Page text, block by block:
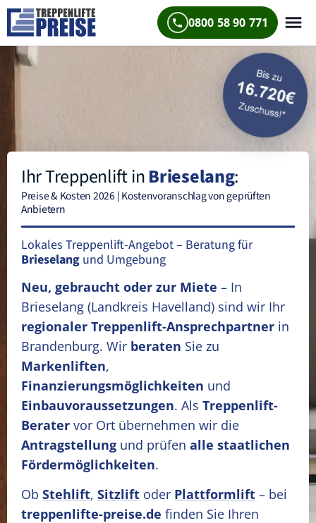
0800 58 90 771
Ihr Treppenlift inBrieselang:
Preise & Kosten 2026 | Kostenvoranschlag von geprüften
Anbietern
Lokales Treppenlift-Angebot – Beratung für
Brieselang und Umgebung
Neu, gebraucht oder zur Miete – In
Brieselang (Landkreis Havelland) sind wir Ihr
regionaler Treppenlift-Ansprechpartner in
Brandenburg. Wir beraten Sie zu
Markenliften,
Finanzierungsmöglichkeiten und
Einbauvoraussetzungen. Als Treppenlift-
Berater vor Ort übernehmen wir die
Antragstellung und prüfen alle staatlichen
Fördermöglichkeiten.
Ob Stehlift, Sitzlift oder Plattformlift – bei
treppenlifte-preise.de finden Sie Ihren